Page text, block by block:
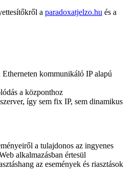
a paradoxatjelzo.hu és a
Etherneten kommunikáló IP alapú
a központhoz
szerver, így sem fix IP, sem dinamikus
a tulajdonos az ingyenes
alkalmazásban értesül
az események és riasztások